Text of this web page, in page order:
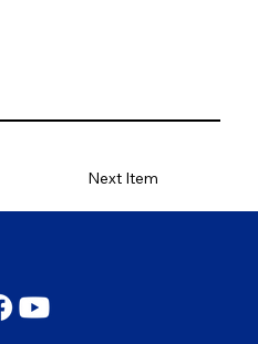
Next Item